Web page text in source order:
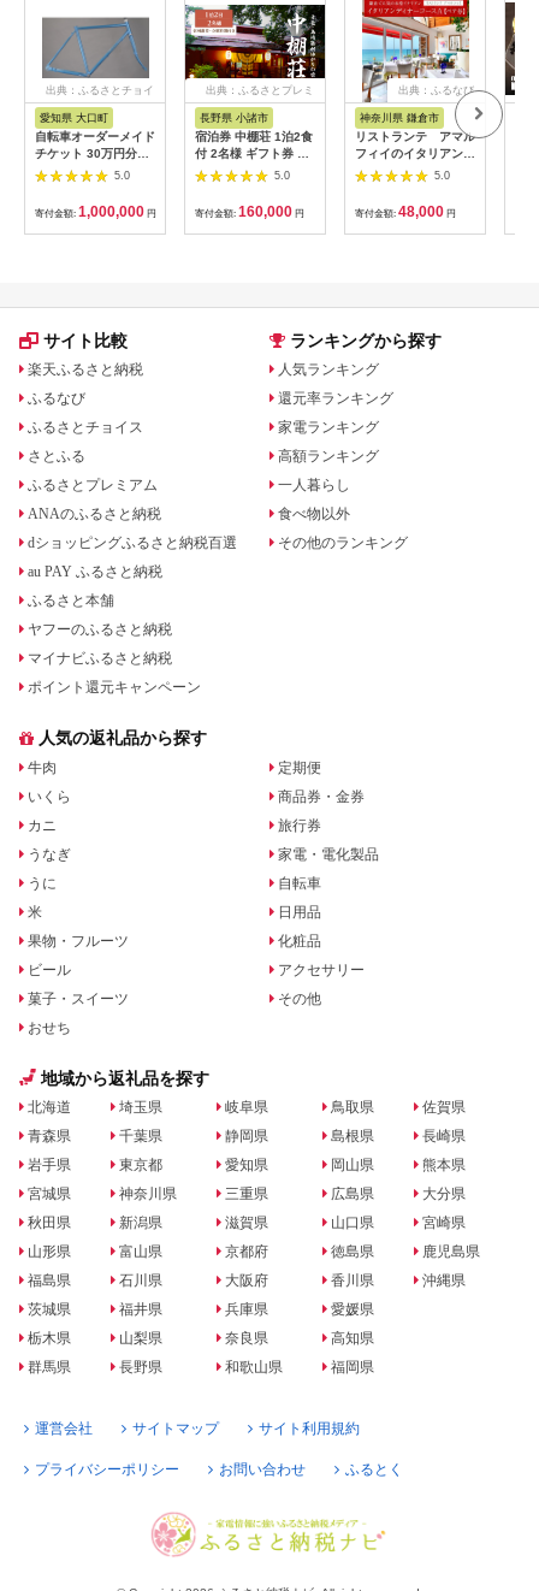
出典：ふるさとチョイ
愛知県 大口町
自転車オーダーメイド
チケット 30万円分
【1360365】
5.0
寄付金額: 1,000,000 円
出典：ふるさとプレミ
長野県 小諸市
宿泊券 中棚荘 1泊2食
付 2名様 ギフト券 チ
ケット 券 宿泊 旅行
5.0
寄付金額: 160,000 円
出典：ふるなび
神奈川県 鎌倉市
リストランテ アマル
フィイのイタリアンデ
ィナーコースA ペア
5.0
寄付金額: 48,000 円
サイト比較
楽天ふるさと納税
ふるなび
ふるさとチョイス
さとふる
ふるさとプレミアム
ANAのふるさと納税
dショッピングふるさと納税百選
au PAY ふるさと納税
ふるさと本舗
ヤフーのふるさと納税
マイナビふるさと納税
ポイント還元キャンペーン
ランキングから探す
人気ランキング
還元率ランキング
家電ランキング
高額ランキング
一人暮らし
食べ物以外
その他のランキング
人気の返礼品から探す
牛肉
いくら
カニ
うなぎ
うに
米
果物・フルーツ
ビール
菓子・スイーツ
おせち
定期便
商品券・金券
旅行券
家電・電化製品
自転車
日用品
化粧品
アクセサリー
その他
地域から返礼品を探す
北海道
青森県
岩手県
宮城県
秋田県
山形県
福島県
茨城県
栃木県
群馬県
埼玉県
千葉県
東京都
神奈川県
新潟県
富山県
石川県
福井県
山梨県
長野県
岐阜県
静岡県
愛知県
三重県
滋賀県
京都府
大阪府
兵庫県
奈良県
和歌山県
鳥取県
島根県
岡山県
広島県
山口県
徳島県
香川県
愛媛県
高知県
福岡県
佐賀県
長崎県
熊本県
大分県
宮崎県
鹿児島県
沖縄県
運営会社 サイトマップ サイト利用規約
プライバシーポリシー お問い合わせ ふるとく